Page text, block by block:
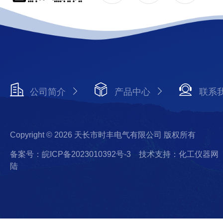
公司简介 产品中心 联系
Copyright © 2026 天长市时丰电气有限公司 版权所有
备案号：皖ICP备2023010392号-3
技术支持：化工仪器网
陆